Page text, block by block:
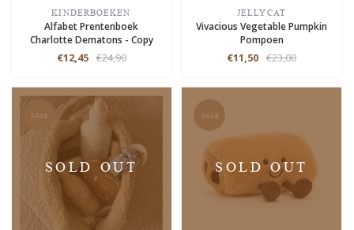
KINDERBOEKEN
Alfabet Prentenboek
Charlotte Dematons - Copy
€12,45 €24,90
JELLYCAT
Vivacious Vegetable Pumpkin
Pompoen
€11,50 €23,00
SALE
SOLD OUT
SALE
SOLD OUT